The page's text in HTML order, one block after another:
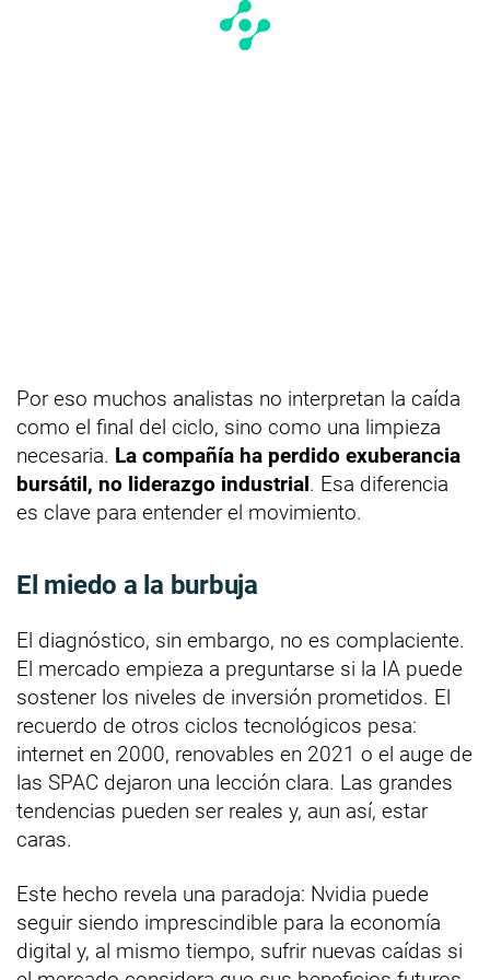
Por eso muchos analistas no interpretan la caída
como el final del ciclo, sino como una limpieza
necesaria. La compañía ha perdido exuberancia
bursátil, no liderazgo industrial. Esa diferencia
es clave para entender el movimiento.
El miedo a la burbuja
El diagnóstico, sin embargo, no es complaciente.
El mercado empieza a preguntarse si la IA puede
sostener los niveles de inversión prometidos. El
recuerdo de otros ciclos tecnológicos pesa:
internet en 2000, renovables en 2021 o el auge de
las SPAC dejaron una lección clara. Las grandes
tendencias pueden ser reales y, aun así, estar
caras.
Este hecho revela una paradoja: Nvidia puede
seguir siendo imprescindible para la economía
digital y, al mismo tiempo, sufrir nuevas caídas si